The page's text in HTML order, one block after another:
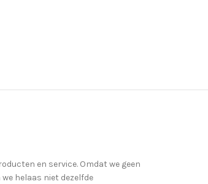
en service. Omdat we geen
helaas niet dezelfde